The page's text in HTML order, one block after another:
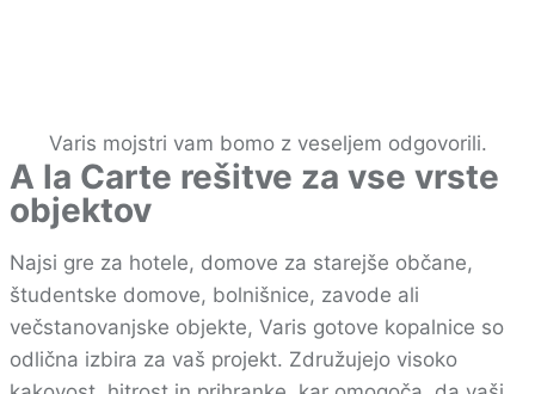
Varis mojstri vam bomo z veseljem odgovorili.
A la Carte rešitve za vse vrste
objektov
Najsi gre za hotele, domove za starejše občane,
študentske domove, bolnišnice, zavode ali
večstanovanjske objekte, Varis gotove kopalnice so
odlična izbira za vaš projekt. Združujejo visoko